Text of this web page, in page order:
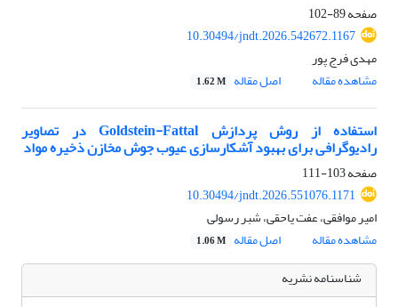
صفحه89-102
10.30494/jndt.2026.542672.1167
مهدی فرج پور
مشاهده مقاله
اصل مقاله 1.62 M
استفاده از روش پردازش Goldstein-Fattal در تصاویر
رادیوگرافی برای بهبود آشکارسازی عیوب جوش مخازن ذخیره مواد
صفحه103-111
10.30494/jndt.2026.551076.1171
امیر موافقی، عفت یاحقی، شبر رسولی
مشاهده مقاله
اصل مقاله 1.06 M
شناسنامه نشریه